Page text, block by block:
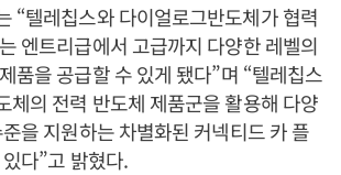
“텔레칩스와 다이얼로그반도체가 협력
엔트리급에서 고급까지 다양한 레벨의
품을 공급할 수 있게 됐다”며 “텔레칩스
체의 전력 반도체 제품군을 활용해 다양
을 지원하는 차별화된 커넥티드 카 플
다”고 밝혔다.